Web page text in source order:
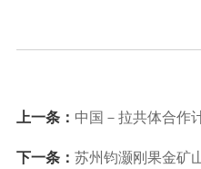
上一条： 中国－拉共体合作计划：探
下一条： 苏州钧灏刚果金矿山百